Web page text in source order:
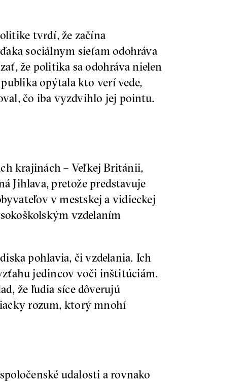
tvrdí, že začína
sociálnym sieťam odohráva
že politika sa odohráva nielen
opýtala kto verí vede,
čo iba vyzdvihlo jej pointu.
krajinách – Veľkej Británii,
Jihlava, pretože predstavuje
v mestskej a vidieckej
vzdelaním
pohlavia, či vzdelania. Ich
jedincov voči inštitúciám.
že ľudia síce dôverujú
rozum, ktorý mnohí
udalosti a rovnako